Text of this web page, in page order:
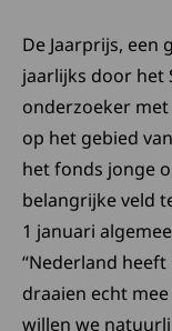
De Jaarprijs, een
jaarlijks door het
onderzoeker
op het gebied
het fonds jonge
belangrijke veld
1 januari
“Nederland
draaien echt
willen we